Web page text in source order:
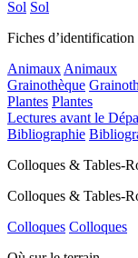
Sol Sol
Fiches d’identification
Animaux Animaux
Grainothèque
Plantes Plantes
Lectures avant le
Bibliographie
Colloques & Tables-
Colloques & Tables-
Colloques Colloques